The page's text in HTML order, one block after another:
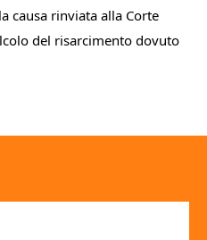
causa rinviata alla Corte
del risarcimento dovuto